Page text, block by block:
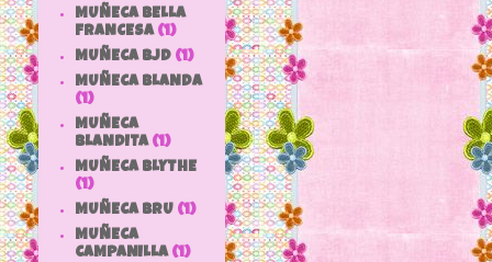
MUÑECA BELLA
FRANCESA (1)
MUÑECA BJD (1)
MUÑECA BLANDA
(1)
MUÑECA
BLANDITA (1)
MUÑECA BLYTHE
(1)
MUÑECA BRU (1)
MUÑECA
CAMPANILLA (1)